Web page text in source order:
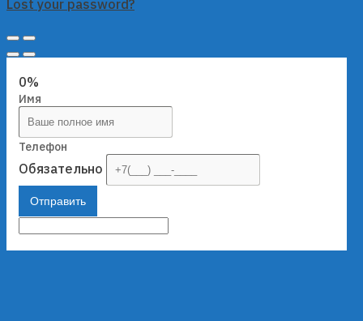
Lost your password?
0%
Имя
Телефон
Обязательно
Отправить